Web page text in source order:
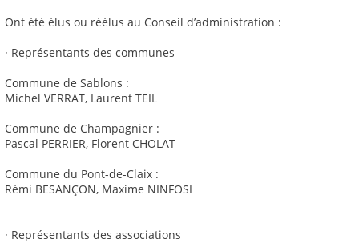
Ont été élus ou réélus au Conseil d’administration :
· Représentants des communes
Commune de Sablons :
Michel VERRAT, Laurent TEIL
Commune de Champagnier :
Pascal PERRIER, Florent CHOLAT
Commune du Pont-de-Claix :
Rémi BESANÇON, Maxime NINFOSI
· Représentants des associations